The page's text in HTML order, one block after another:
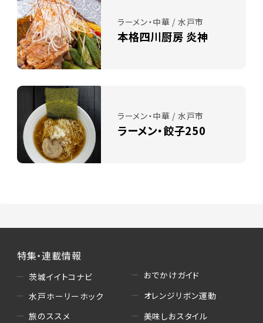
ラーメン・中華 / 水戸市
本格四川厨房 炎神
ラーメン・中華 / 水戸市
ラーメン・餃子250
特集・連載情報
茨城イイトコナビ
水戸ホーリーホック
旅のススメ
おでかけガイド
オレンジリボン運動
美味しおスタイル